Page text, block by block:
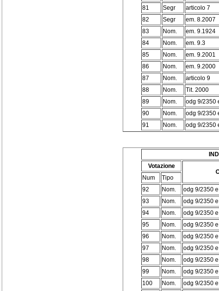
81
Segr
articolo 7
82
Segr
em. 8.2007
83
Nom.
em. 9.1924
84
Nom.
em. 9.3
85
Nom.
em. 9.2001
86
Nom.
em. 9.2000
87
Nom.
articolo 9
88
Nom.
Tit. 2000
89
Nom.
odg 9/2350
90
Nom.
odg 9/2350
91
Nom. odg 9/2350
Votazione
Num
Tipo
92
Nom.
odg 9/2350
93
Nom.
odg 9/2350
94
Nom.
odg 9/2350
95
Nom.
odg 9/2350
96
Nom.
odg 9/2350
97
Nom.
odg 9/2350
98
Nom.
odg 9/2350
99
Nom.
odg 9/2350
100
Nom.
odg 9/2350